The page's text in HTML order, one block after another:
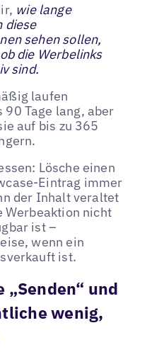
wie lange
diese
sehen sollen,
die Werbelinks
sind.
laufen
90 Tage lang, aber
auf bis zu 365
Lösche einen
Eintrag immer
der Inhalt veraltet
Werbeaktion nicht
ist –
wenn ein
ist.
„Senden“ und
wenig,